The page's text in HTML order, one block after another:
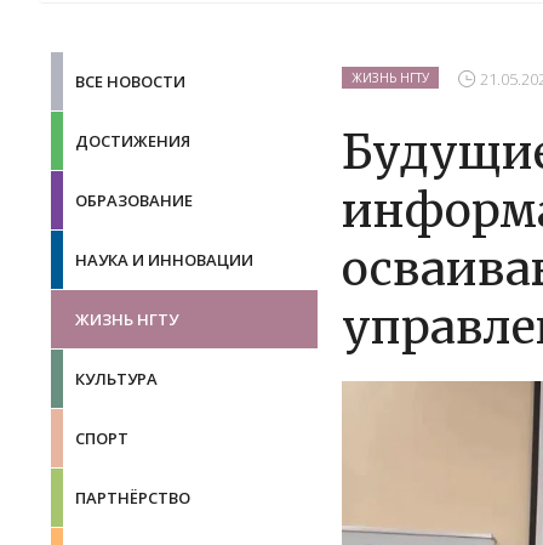
ВСЕ НОВОСТИ
ДОСТИЖЕНИЯ
ОБРАЗОВАНИЕ
НАУКА И ИННОВАЦИИ
ЖИЗНЬ НГТУ
КУЛЬТУРА
СПОРТ
ПАРТНЁРСТВО
ЖИЗНЬ НГТУ